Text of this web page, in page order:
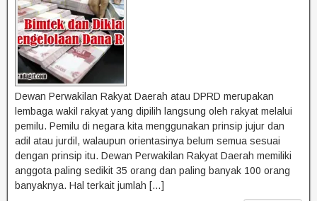
Dewan Perwakilan Rakyat Daerah atau DPRD merupakan
lembaga wakil rakyat yang dipilih langsung oleh rakyat melalui
pemilu. Pemilu di negara kita menggunakan prinsip jujur dan
adil atau jurdil, walaupun orientasinya belum semua sesuai
dengan prinsip itu. Dewan Perwakilan Rakyat Daerah memiliki
anggota paling sedikit 35 orang dan paling banyak 100 orang
banyaknya. Hal terkait jumlah […]